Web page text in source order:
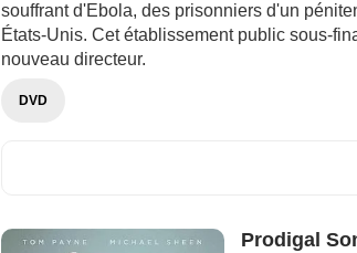
souffrant d'Ebola, des prisonniers d'un
États-Unis. Cet établissement public sous-
nouveau directeur.
DVD
Prodigal